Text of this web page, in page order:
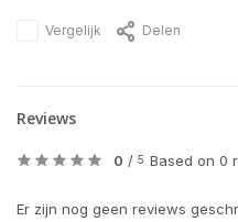
Vergelijk Delen
Reviews
0 / 5 Based on 0
Er zijn nog geen reviews